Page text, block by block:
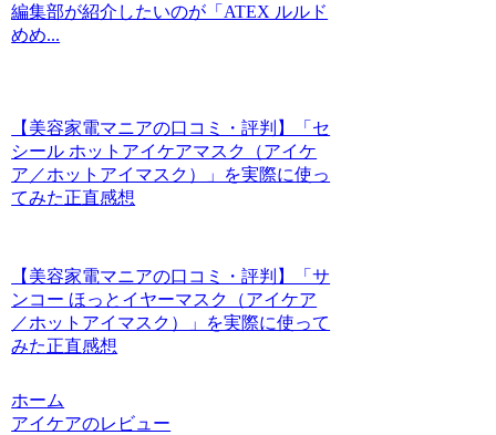
編集部が紹介したいのが「ATEX ルルド
めめ...
【美容家電マニアの口コミ・評判】「セ
シール ホットアイケアマスク（アイケ
ア／ホットアイマスク）」を実際に使っ
てみた正直感想
【美容家電マニアの口コミ・評判】「サ
ンコー ほっとイヤーマスク（アイケア
／ホットアイマスク）」を実際に使って
みた正直感想
ホーム
アイケアのレビュー